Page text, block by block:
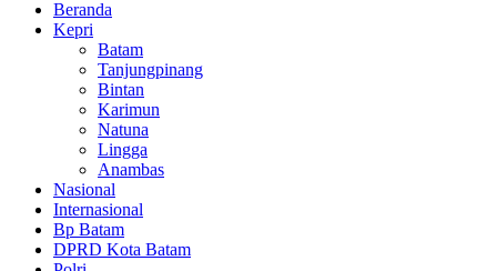
Beranda
Kepri
Batam
Tanjungpinang
Bintan
Karimun
Natuna
Lingga
Anambas
Nasional
Internasional
Bp Batam
DPRD Kota Batam